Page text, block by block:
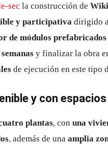
sec la construcción de
y participativa dirigido
de módulos
semanas y finalizar la obra
de ejecución en este tipo
y con
plantas, con una
, además de una amplia